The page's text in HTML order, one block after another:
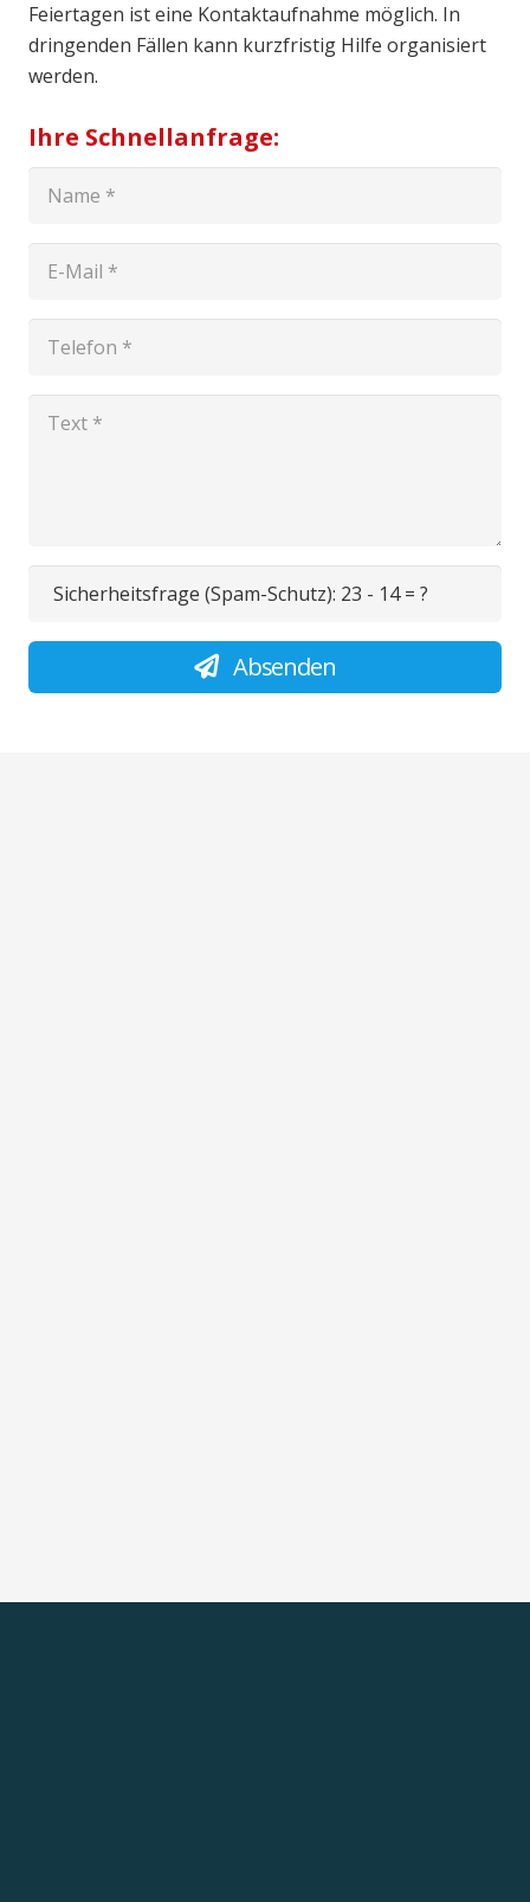
Feiertagen ist eine Kontaktaufnahme möglich. In
dringenden Fällen kann kurzfristig Hilfe organisiert
werden.
Ihre Schnellanfrage:
Sicherheitsfrage (Spam-Schutz): 23 - 14 = ?
Absenden